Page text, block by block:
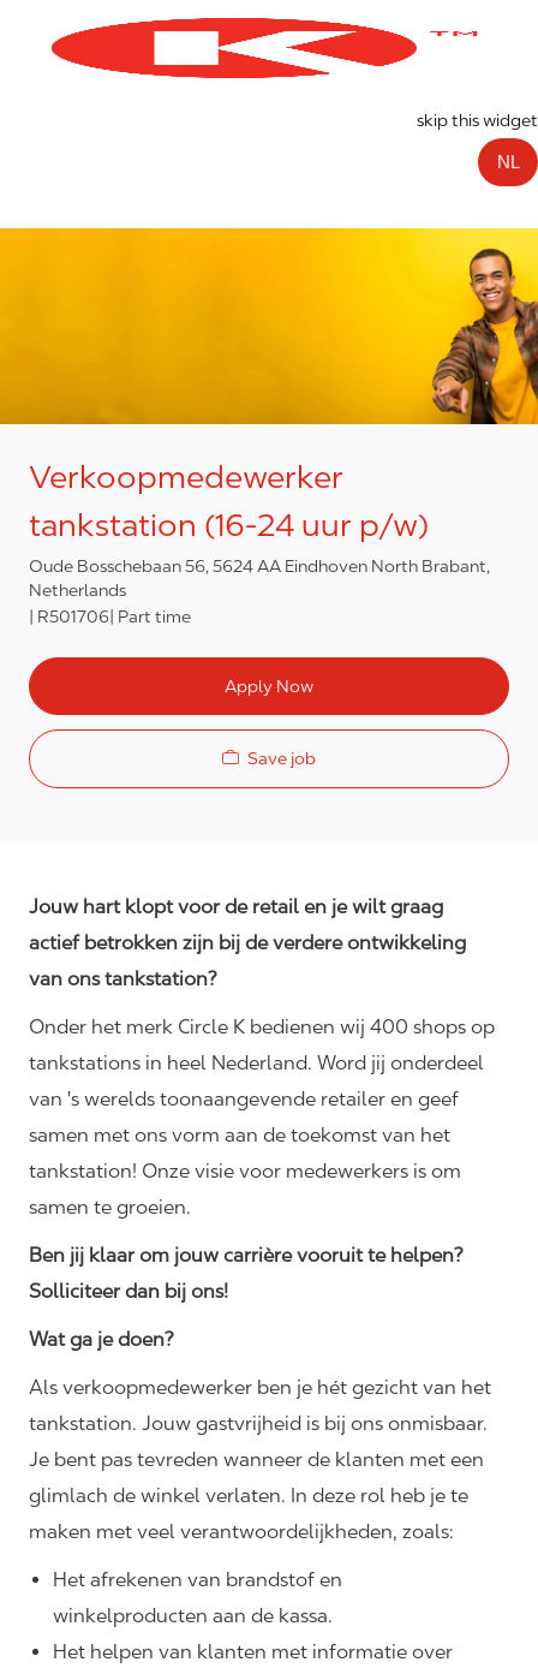
skip this widget
NL
Verkoopmedewerker
tankstation (16-24 uur p/w)
Oude Bosschebaan 56, 5624 AA Eindhoven North Brabant,
Netherlands
R501706 Part time
Apply Now
Save job
Jouw hart klopt voor de retail en je wilt graag
actief betrokken zijn bij de verdere ontwikkeling
van ons tankstation?
Onder het merk Circle K bedienen wij 400 shops op
tankstations in heel Nederland. Word jij onderdeel
van 's werelds toonaangevende retailer en geef
samen met ons vorm aan de toekomst van het
tankstation! Onze visie voor medewerkers is om
samen te groeien.
Ben jij klaar om jouw carrière vooruit te helpen?
Solliciteer dan bij ons!
Wat ga je doen?
Als verkoopmedewerker ben je hét gezicht van het
tankstation. Jouw gastvrijheid is bij ons onmisbaar.
Je bent pas tevreden wanneer de klanten met een
glimlach de winkel verlaten. In deze rol heb je te
maken met veel verantwoordelijkheden, zoals:
Het afrekenen van brandstof en
winkelproducten aan de kassa.
Het helpen van klanten met informatie over